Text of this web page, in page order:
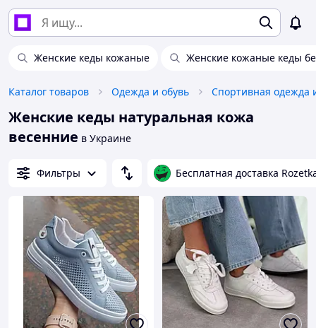
Женские кеды кожаные Женские кожаные кеды
Каталог товаров Одежда и обувь Спортивная одежда
Женские кеды натуральная кожа
весенние в Украине
Фильтры Бесплатная доставка